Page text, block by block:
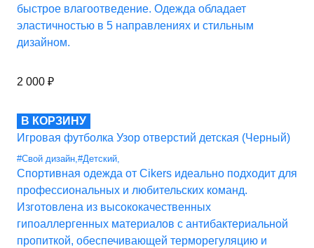
быстрое влагоотведение. Одежда обладает
эластичностью в 5 направлениях и стильным
дизайном.
2 000 ₽
В КОРЗИНУ
Игровая футболка Узор отверстий детская (Черный)
#Свой дизайн,#Детский,
Спортивная одежда от Cikers идеально подходит для
профессиональных и любительских команд.
Изготовлена из высококачественных
гипоаллергенных материалов с антибактериальной
пропиткой, обеспечивающей терморегуляцию и